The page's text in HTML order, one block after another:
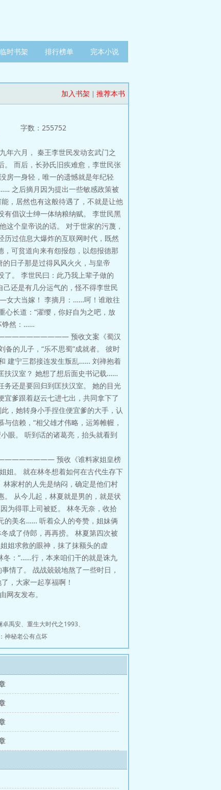
临时书架 排行榜单 完本小说
加入书架 | 推荐本书
字数：255752
年六月， 秦王李世民发动玄武门之
而后，长孙氏旧疾难愈，李世民张
房一身轻，唯一的遗憾就是年纪轻
之后摘月因为提出一些敏感政策被
，居然也有这般待遇了，不就是让他
有倡议士绅一体纳粮纳赋。 李世民黑
这个皇帝说的话。 对于世家的污蔑，
过信息大爆炸的互联网时代，既然
可贫道向来有怨报怨，以怨报德那
日子那是过得风风火火，与皇帝
了。 李世民曰：此乃我上辈子做的
还是有几分运气的，怪不得李世民
女大当嫁！ 李摘月：……呵！谁敢往
长道：“濯缨，你好自为之吧，放
铮然：……
预收文案《蜀汉
的儿子，“乐不思蜀”成就者。 彼时
建宁三郡接连发生叛乱…… 刘禅抱着
扶汉室？ 她想了想后面史书记载……
务还是要回归到匡扶汉室。 她的目光
爹跟着赵云七进七出，共同拿下了
，她转身小手捏住便宜爹的大手，认
信赖，“相父雄才伟略，运筹帷幄，
眼。 听到话的诸葛亮，抬头就看到
预收《谁料家姐皇榜
姐。 就在林冬想着如何在古代生存下
家村的人先是纳闷，确定是他们村
。 从今儿起，林夏就是男的，就是状
为得罪上司被贬。 林冬无奈，收拾
的美名…… 听着众人的夸赞，姐妹俩
成了侍郎，再再捞。 林夏第四次被
姐求救的眼神，抹了抹额头的虚
冬：“……行，本来咱们干的就是诛九
情了。 战战兢兢地熬了一些时日，
，大家一起享福啊！
网友发布。
卓禹安、 重生大时代之1993、
神秘老公有点坏